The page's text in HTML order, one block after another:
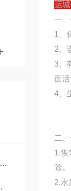
运
一
1、
2、
3、
面
4、
二
1.恢
除。
2.水